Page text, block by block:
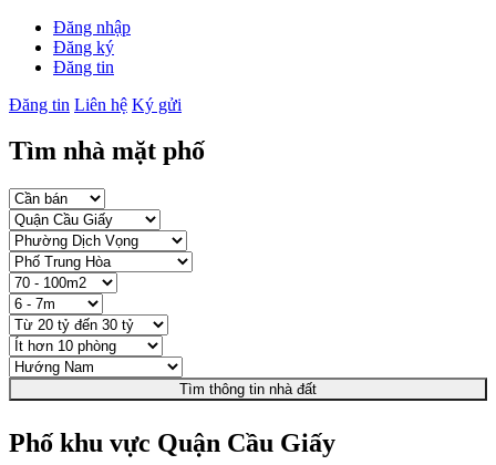
Đăng nhập
Đăng ký
Đăng tin
Đăng tin Liên hệ Ký gửi
Tìm nhà mặt phố
Tìm thông tin nhà đất
Phố khu vực Quận Cầu Giấy